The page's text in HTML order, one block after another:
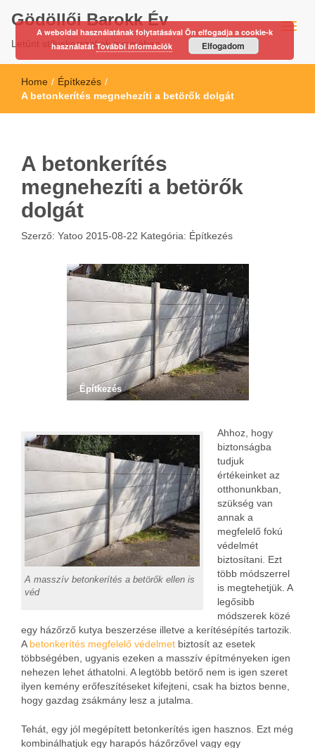
Gödöllői Barokk Év
Letűnt stíluskorszakok nyomában…
Home / Építkezés /
A betonkerítés megnehezíti a betörők dolgát
A betonkerítés
megnehezíti a betörők
dolgát
Szerző: Yatoo 2015-08-22 Kategória: Építkezés
Építkezés
A masszív betonkerítés a betörők ellen is
véd
Ahhoz, hogy
biztonságba
tudjuk
értékeinket az
otthonunkban,
szükség van
annak a
megfelelő fokú
védelmét
biztosítani. Ezt
több módszerrel
is megtehetjük. A
legősibb
módszerek közé
egy házőrző kutya beszerzése illetve a kerítésépítés tartozik.
A betonkerítés megfelelő védelmet biztosít az esetek
többségében, ugyanis ezeken a masszív építményeken igen
nehezen lehet áthatolni. A legtöbb betörő nem is igen szeret
ilyen kemény erőfeszítéseket kifejteni, csak ha biztos benne,
hogy gazdag zsákmány lesz a jutalma.
Tehát, egy jól megépített betonkerítés igen hasznos. Ezt még
kombinálhatjuk egy harapós házőrzővel vagy egy
A weboldal használatának folytatásával Ön elfogadja a cookie-k
használatátTovábbi információk Elfogadom